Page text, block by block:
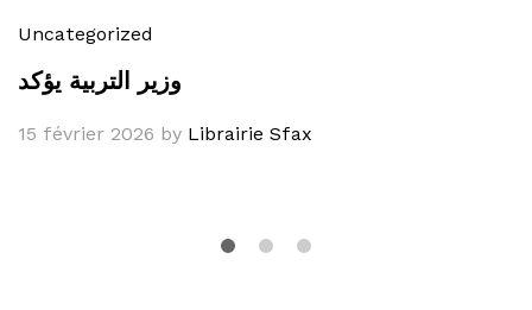
Uncategorized
وزير التربية يؤكد
15 février 2026 by Librairie Sfax